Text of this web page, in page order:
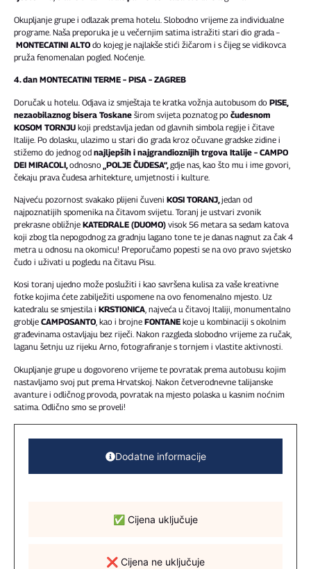
Okupljanje grupe i odlazak prema hotelu. Slobodno vrijeme za individualne
programe. Naša preporuka je u večernjim satima istražiti stari dio grada –
MONTECATINI ALTO do kojeg je najlakše stići žičarom i s čijeg se vidikovca
pruža fenomenalan pogled. Noćenje.
4. dan MONTECATINI TERME – PISA – ZAGREB
Doručak u hotelu. Odjava iz smještaja te kratka vožnja autobusom do PISE
nezaobilaznog bisera Toskane širom svijeta poznatog po čudesnom
KOSOM TORNJU koji predstavlja jedan od glavnih simbola regije i čitave
Italije. Po dolasku, ulazimo u stari dio grada kroz očuvane gradske zidine i
stižemo do jednog od najljepših i najgrandioznijih trgova Italije – CAMPO
DEI MIRACOLI, odnosno „POLJE ČUDESA“, gdje nas, kao što mu i ime govori,
čekaju prava čudesa arhitekture, umjetnosti i kulture.
Najveću pozornost svakako plijeni čuveni KOSI TORANJ,jedan od
najpoznatijih spomenika na čitavom svijetu. Toranj je ustvari zvonik
prekrasne obližnje KATEDRALE (DUOMO) visok 56 metara sa sedam katova
koji zbog tla nepogodnog za gradnju lagano tone te je danas nagnut za čak 4
metra u odnosu na okomicu! Preporučamo popesti se na ovo pravo svjetsko
čudo i uživati u pogledu na čitavu Pisu.
Kosi toranj ujedno može poslužiti i kao savršena kulisa za vaše kreativne
fotke kojima ćete zabilježiti uspomene na ovo fenomenalno mjesto. Uz
katedralu se smjestila i KRSTIONICA, najveća u čitavoj Italiji, monumentalno
groblje CAMPOSANTO, kao i brojne FONTANE koje u kombinaciji s okolnim
građevinama ostavljaju bez riječi. Nakon razgleda slobodno vrijeme za ručak,
laganu šetnju uz rijeku Arno, fotografiranje s tornjem i vlastite aktivnosti.
Okupljanje grupe u dogovoreno vrijeme te povratak prema autobusu kojim
nastavljamo svoj put prema Hrvatskoj. Nakon četverodnevne talijanske
avanture i odličnog provoda, povratak na mjesto polaska u kasnim noćnim
satima. Odlično smo se proveli!
Dodatne informacije
✅ Cijena uključuje
❌ Cijena ne uključuje